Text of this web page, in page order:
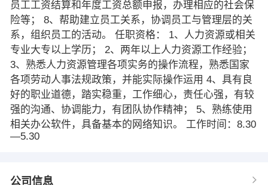
员工工资结算和年度工资总额申报，办理相应的社会保
险等； 8、帮助建立员工关系，协调员工与管理层的关
系，组织员工的活动。 任职资格： 1、人力资源或相关
专业大专以上学历； 2、两年以上人力资源工作经验；
3、熟悉人力资源管理各项实务的操作流程，熟悉国家
各项劳动人事法规政策，并能实际操作运用 4、具有良
好的职业道德，踏实稳重，工作细心，责任心强，有较
强的沟通、协调能力，有团队协作精神； 5、熟练使用
相关办公软件，具备基本的网络知识。 工作时间：8.30
—5.30
公司信息